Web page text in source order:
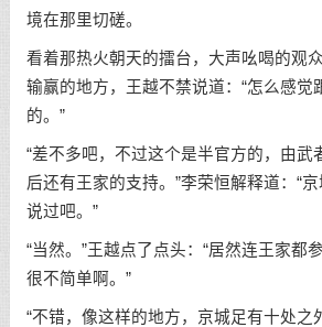
境在那里切磋。
看着那热火朝天的擂台，大声吆喝的观
输赢的地方，王越不禁说道：“怎么感觉
的。”
“差不多吧，不过这个是半官方的，由武
后还有王家的支持。”李荣恒解释道：“
说过吧。”
“当然。”王越点了点头：“居然连王家都
很不简单啊。”
“不错，像这样的地方，京城足有十处之